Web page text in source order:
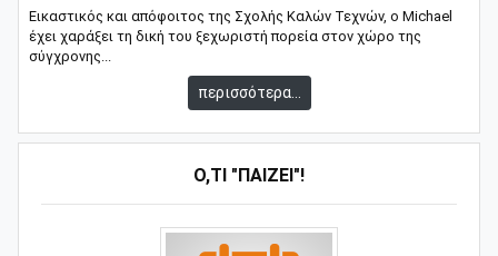
Εικαστικός και απόφοιτος της Σχολής Καλών Τεχνών, ο Michael
έχει χαράξει τη δική του ξεχωριστή πορεία στον χώρο της
σύγχρονης...
περισσότερα...
Ό,ΤΙ "ΠΑΊΖΕΙ"!